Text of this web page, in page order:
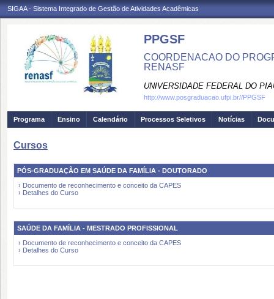
SIGAA - Sistema Integrado de Gestão de Atividades Acadêmicas
PPGSF
COORDENACAO DO
RENASF
UNIVERSIDADE FEDERAL DO
http://www.posgraduacao.ufpi.br//PPGSF
Programa Ensino Calendário Processos Seletivos Notícias
Cursos
PÓS-GRADUAÇÃO EM SAÚDE DA FAMÍLIA - DOUTORADO
› Documento de reconhecimento e conceito da CAPES
› Detalhes do Curso
SAÚDE DA FAMÍLIA - MESTRADO PROFISSIONAL
› Documento de reconhecimento e conceito da CAPES
› Detalhes do Curso